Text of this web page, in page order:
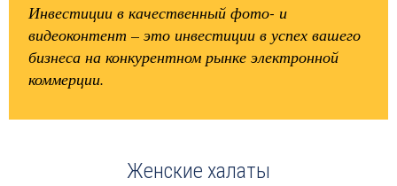
Инвестиции в качественный фото- и
видеоконтент – это инвестиции в успех вашего
бизнеса на конкурентном рынке электронной
коммерции.
Женские халаты